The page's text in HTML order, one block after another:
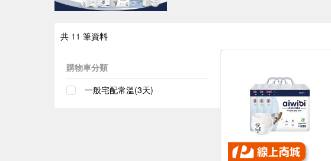
共 11 筆資料
購物車分類
一般宅配常溫(3天)